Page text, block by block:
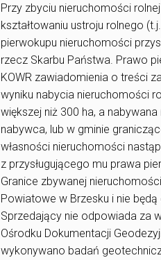
Przy zbyciu nieruchomości
kształtowaniu ustroju rolnego
pierwokupu nieruchomości
rzecz Skarbu Państwa. Prawo
KOWR zawiadomienia o treści
wyniku nabycia nieruchomości
większej niż 300 ha, a
nabywca, lub w gminie
własności nieruchomości
z przysługującego mu prawa
Granice zbywanej
Powiatowe w Brzesku i nie
Sprzedający nie odpowiada za
Ośrodku Dokumentacji
wykonywano badań